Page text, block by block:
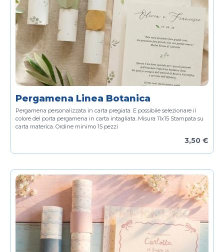
Pergamena Linea Botanica
Pergamena personalizzata in carta pregiata. E possibile selezionare il
colore del porta pergamena in carta intagliata. Misura 11x15 Stampata su
carta materica. Ordine minimo 15 pezzi
3,50 €